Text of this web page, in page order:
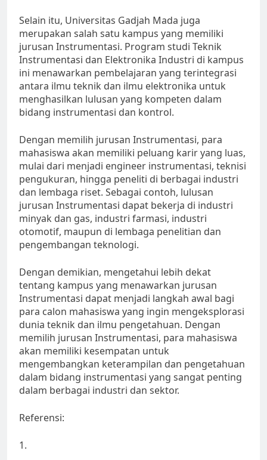
Selain itu, Universitas Gadjah Mada juga
merupakan salah satu kampus yang memiliki
jurusan Instrumentasi. Program studi Teknik
Instrumentasi dan Elektronika Industri di kampus
ini menawarkan pembelajaran yang terintegrasi
antara ilmu teknik dan ilmu elektronika untuk
menghasilkan lulusan yang kompeten dalam
bidang instrumentasi dan kontrol.
Dengan memilih jurusan Instrumentasi, para
mahasiswa akan memiliki peluang karir yang luas,
mulai dari menjadi engineer instrumentasi, teknisi
pengukuran, hingga peneliti di berbagai industri
dan lembaga riset. Sebagai contoh, lulusan
jurusan Instrumentasi dapat bekerja di industri
minyak dan gas, industri farmasi, industri
otomotif, maupun di lembaga penelitian dan
pengembangan teknologi.
Dengan demikian, mengetahui lebih dekat
tentang kampus yang menawarkan jurusan
Instrumentasi dapat menjadi langkah awal bagi
para calon mahasiswa yang ingin mengeksplorasi
dunia teknik dan ilmu pengetahuan. Dengan
memilih jurusan Instrumentasi, para mahasiswa
akan memiliki kesempatan untuk
mengembangkan keterampilan dan pengetahuan
dalam bidang instrumentasi yang sangat penting
dalam berbagai industri dan sektor.
Referensi:
1.